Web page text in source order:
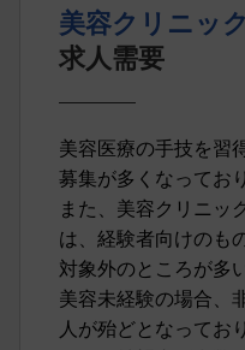
美容クリニック
求人需要
美容医療の手技を習
募集が多くなってお
また、美容クリニッ
は、経験者向けのも
対象外のところが多
美容未経験の場合、
人が殆どとなってお